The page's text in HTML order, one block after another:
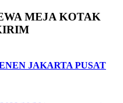
MEJA KOTAK
JAKARTA PUSAT